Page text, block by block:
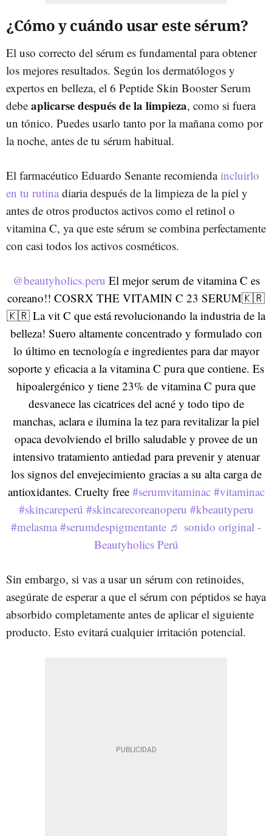
¿Cómo y cuándo usar este sérum?
El uso correcto del sérum es fundamental para obtener
los mejores resultados. Según los dermatólogos y
expertos en belleza, el 6 Peptide Skin Booster Serum
debe aplicarse después de la limpieza, como si fuera
un tónico. Puedes usarlo tanto por la mañana como por
la noche, antes de tu sérum habitual.
El farmacéutico Eduardo Senante recomiendaincluirlo
en tu rutina diaria después de la limpieza de la piel y
antes de otros productos activos como el retinol o
vitamina C, ya que este sérum se combina perfectamente
con casi todos los activos cosméticos.
@beautyholics.peru El mejor serum de vitamina C es
coreano!! COSRX THE VITAMIN C 23 SERUM🇰🇷
🇰🇷 La vit C que está revolucionando la industria de la
belleza! Suero altamente concentrado y formulado con
lo último en tecnología e ingredientes para dar mayor
soporte y eficacia a la vitamina C pura que contiene. Es
hipoalergénico y tiene 23% de vitamina C pura que
desvanece las cicatrices del acné y todo tipo de
manchas, aclara e ilumina la tez para revitalizar la piel
opaca devolviendo el brillo saludable y provee de un
intensivo tratamiento antiedad para prevenir y atenuar
los signos del envejecimiento gracias a su alta carga de
antioxidantes. Cruelty free #serumvitaminac #vitaminac
#skincareperú #skincarecoreanoperu #kbeautyperu
#melasma #serumdespigmentante ♬ sonido original -
Beautyholics Perú
Sin embargo, si vas a usar un sérum con retinoides,
asegúrate de esperar a que el sérum con péptidos se haya
absorbido completamente antes de aplicar el siguiente
producto. Esto evitará cualquier irritación potencial.